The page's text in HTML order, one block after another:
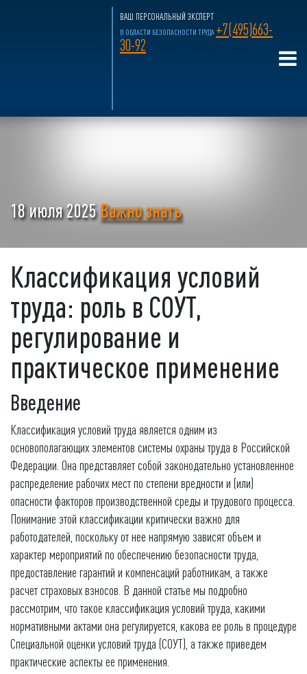
ВАШ ПЕРСОНАЛЬНЫЙ ЭКСПЕРТ
В ОБЛАСТИ БЕЗОПАСНОСТИ ТРУДА +7(495)663-
30-92
18 июля 2025Важно знать
Классификация условий
труда: роль в СОУТ,
регулирование и
практическое применение
Введение
Классификация условий труда является одним из
основополагающих элементов системы охраны труда в Российской
Федерации. Она представляет собой законодательно установленное
распределение рабочих мест по степени вредности и (или)
опасности факторов производственной среды и трудового процесса.
Понимание этой классификации критически важно для
работодателей, поскольку от нее напрямую зависят объем и
характер мероприятий по обеспечению безопасности труда,
предоставление гарантий и компенсаций работникам, а также
расчет страховых взносов. В данной статье мы подробно
рассмотрим, что такое классификация условий труда, какими
нормативными актами она регулируется, какова ее роль в процедуре
Специальной оценки условий труда (СОУТ), а также приведем
практические аспекты ее применения.